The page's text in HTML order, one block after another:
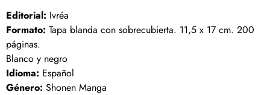
Editorial: Ivréa
Formato: Tapa blanda con sobrecubierta. 11,5 x 17 cm. 200
páginas.
Blanco y negro
Idioma: Español
Género: Shonen Manga